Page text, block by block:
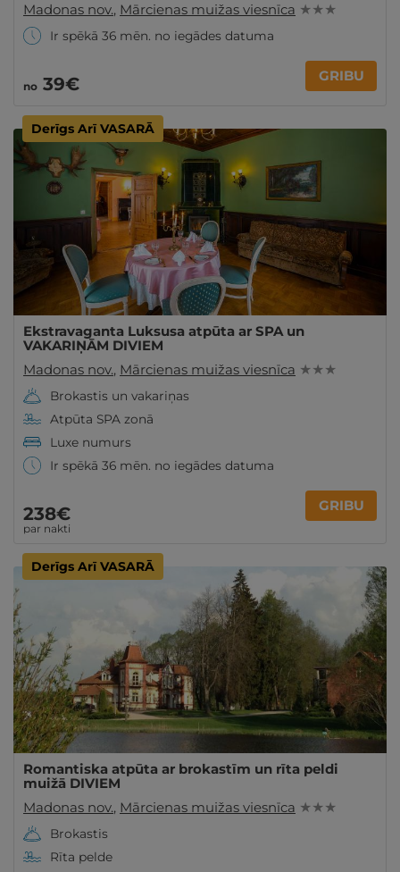
Madonas nov., Mārcienas muižas viesnīca ★ ★ ★
Ir spēkā 36 mēn. no iegādes datuma
no 39€ GRIBU
Derīgs Arī VASARĀ
Ekstravaganta Luksusa atpūta ar SPA un
VAKARIŅĀM DIVIEM
Madonas nov., Mārcienas muižas viesnīca ★ ★ ★
Brokastis un vakariņas
Atpūta SPA zonā
Luxe numurs
Ir spēkā 36 mēn. no iegādes datuma
238€
par nakti
GRIBU
Derīgs Arī VASARĀ
Romantiska atpūta ar brokastīm un rīta peldi
muižā DIVIEM
Madonas nov., Mārcienas muižas viesnīca ★ ★ ★
Brokastis
Rīta pelde